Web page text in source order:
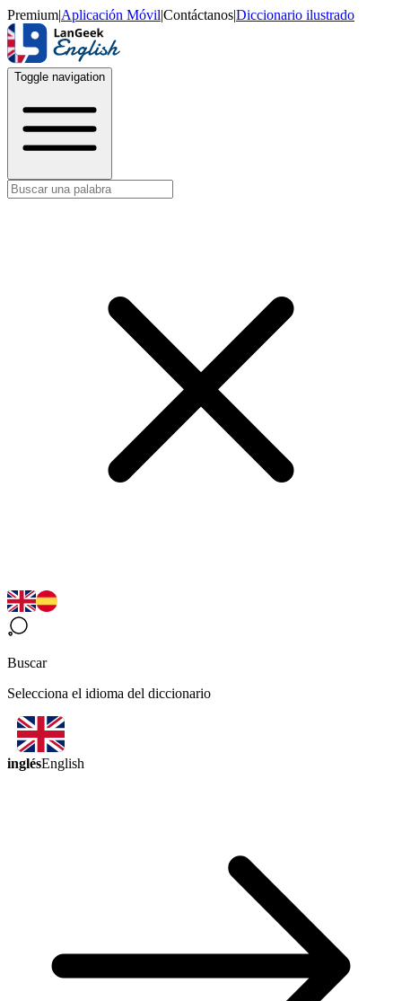
Premium|Aplicación Móvil|Contáctanos|Diccionario ilustrado
Toggle navigation
Buscar
Selecciona el idioma del diccionario
inglésEnglish